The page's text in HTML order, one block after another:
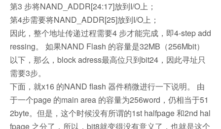
第3 步将NAND_ADDR[24:17]放到I/O上；
第4步需要将NAND_ADDR[25]放到I/O上；
因此，整个地址传递过程需要4 步才能完成，即4-step add
ressing。 如果NAND Flash 的容量是32MB（256Mbit）
以下，那么，block adress最高位只到bit24，因此寻址只
需要3步。
下面，就x16 的NAND flash 器件稍微进行一下说明。 由
于一个page 的main area 的容量为256word，仍相当于51
2byte。但是，这个时候没有所谓的1st halfpage 和2nd hal
fpage 之分了，所以，bit8就变得没有意义了，也就是这个